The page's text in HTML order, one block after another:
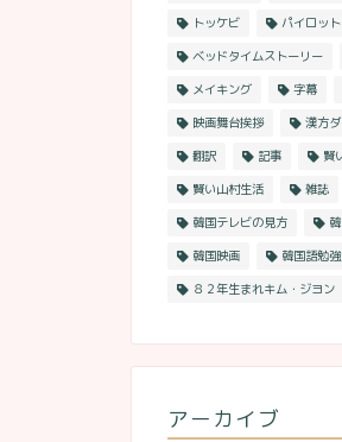
トッケビ
パイロット
ベッドタイムストーリー
メイキング
字幕
映画舞台挨拶
漢方
翻訳
記事
賢
賢い山村生活
雑誌
韓国テレビの見方
韓国映画
韓国語勉強
８２年生まれキム・ジヨン
アーカイブ